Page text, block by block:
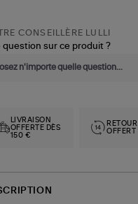
CONSEILLÈRE LULLI
question sur ce produit ?
LIVRAISON
OFFERTE DÈS
150 €
RETOUR
OFFERT